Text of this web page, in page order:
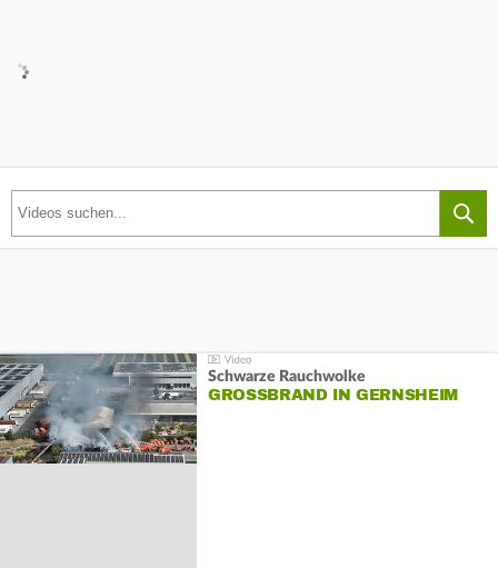
Schwarze Rauchwolke
GROSSBRAND IN GERNSHEIM